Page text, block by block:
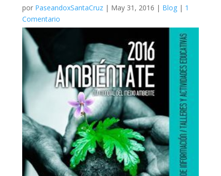
por PaseandoxSantaCruz| May 31, 2016 | Blog| 1
Comentario